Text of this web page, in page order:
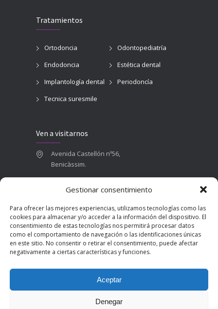
Gestionar consentimiento
Para ofrecer las mejores experiencias, utilizamos tecnologías como las
cookies para almacenar y/o acceder a la información del dispositivo. El
consentimiento de estas tecnologías nos permitirá procesar datos
como el comportamiento de navegación o las identificaciones únicas
en este sitio. No consentir o retirar el consentimiento, puede afectar
negativamente a ciertas características y funciones.
Aceptar
Denegar
Tratamientos
Ortodoncia
Odontopediatría
Endodoncia
Estética dental
Implantología dental
Periodoncía
Tecnica suresmile
Ven a visitarnos
Avenida Castellón nº56,
Benicàssim.
665 787 673
admin@clinicadentalbenicasim.com